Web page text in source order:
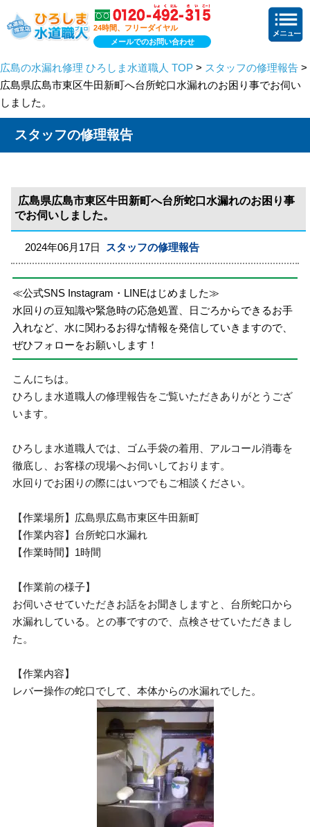
24時間、フリーダイヤル
メールでのお問い合わせ
広島の水漏れ修理 ひろしま水道職人 TOP > スタッフの修理報告 >
広島県広島市東区牛田新町へ台所蛇口水漏れのお困り事でお伺い
しました。
スタッフの修理報告
広島県広島市東区牛田新町へ台所蛇口水漏れのお困り事
でお伺いしました。
2024年06月17日 スタッフの修理報告
≪公式SNS Instagram・LINEはじめました≫
水回りの豆知識や緊急時の応急処置、日ごろからできるお手
入れなど、水に関わるお得な情報を発信していきますので、
ぜひフォローをお願いします！
こんにちは。
ひろしま水道職人の修理報告をご覧いただきありがとうござ
います。
ひろしま水道職人では、ゴム手袋の着用、アルコール消毒を
徹底し、お客様の現場へお伺いしております。
水回りでお困りの際にはいつでもご相談ください。
【作業場所】広島県広島市東区牛田新町
【作業内容】台所蛇口水漏れ
【作業時間】1時間
【作業前の様子】
お伺いさせていただきお話をお聞きしますと、台所蛇口から
水漏れしている。との事ですので、点検させていただきまし
た。
【作業内容】
レバー操作の蛇口でして、本体からの水漏れでした。